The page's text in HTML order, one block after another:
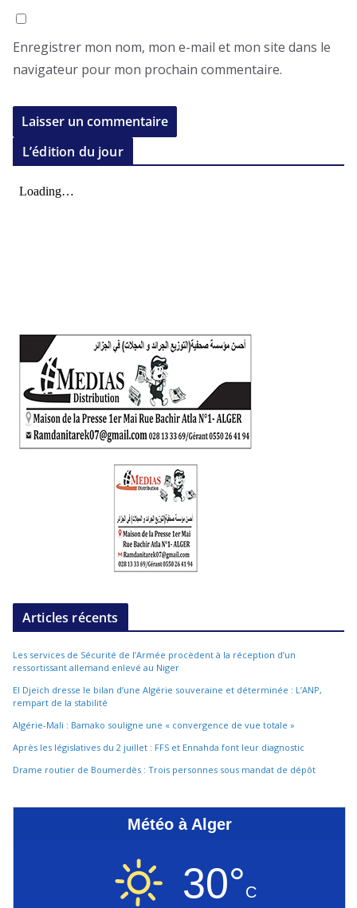
Enregistrer mon nom, mon e-mail et mon site dans le
navigateur pour mon prochain commentaire.
L’édition du jour
Articles récents
Les services de Sécurité de l’Armée procèdent à la réception d’un
ressortissant allemand enlevé au Niger
El Djeïch dresse le bilan d’une Algérie souveraine et déterminée : L’ANP,
rempart de la stabilité
Algérie-Mali : Bamako souligne une « convergence de vue totale »
Après les législatives du 2 juillet : FFS et Ennahda font leur diagnostic
Drame routier de Boumerdès : Trois personnes sous mandat de dépôt
Météo à Alger
30°C